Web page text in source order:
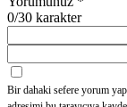
0/30 karakter
Bir dahaki sefere yorum